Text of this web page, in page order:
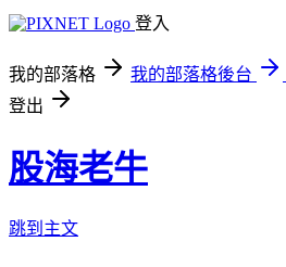
登入
我的部落格 我的部落格後台
登出
股海老牛
跳到主文